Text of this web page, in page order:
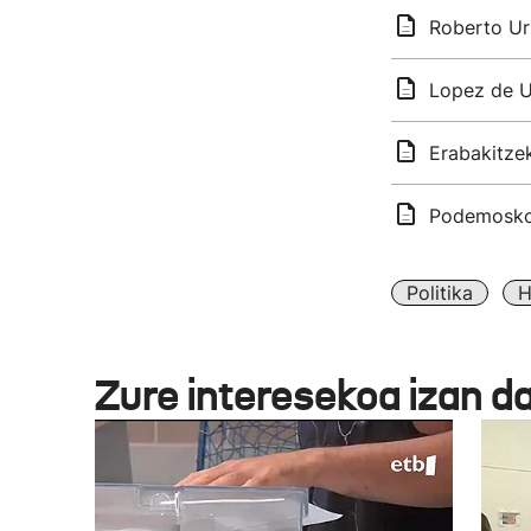
Roberto
Lopez de
Politika
Zure interesekoa izan